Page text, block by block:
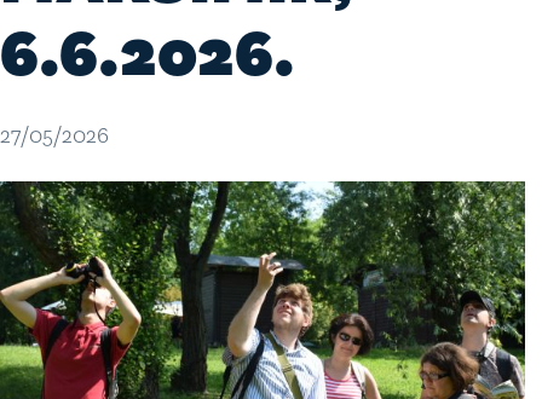
6.6.2026.
27/05/2026